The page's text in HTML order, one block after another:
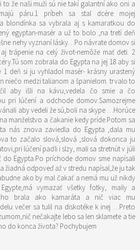
že naši muži sú nie takí galantní ako oni a
páru.1 príbeh sa stal dcére mojej
blondínka sa vybrala aj s kamaratkou do
egyptan-masér a už to bolo ,na tretí deň
nehy vyznaní lásky…Po návrate domov si
trápenie na celý život-nemôže mať deti. 2
som zobrala do Egypta na jej 18 aby si
1 deň si ju vyhladol masér- krásny urastený
niečo medzi talianom a španielom. trvalo to
aby išli na kávu,vedela čo smie a čo
pri lúčení a odchode domov.Samozrejme
aby vedeli že sú,boli na skype …Horúce
manželstvo a čakanie kedy príde.Potom sa
nás znova zaviedla do Egypta ,dala mu
slová,slová ,slová dokonca ju
lúčení padli i slzy, mali sa stretnút v júli
do Egypta.Po príchode domov sme napísali
žiadná odpoveď až v stredu napísal,že ju tak
ako by mal čakať a nemá mu už nikdy
vymazať všetky fotky, maily a
ho brala ako kamaráta a nič viac mu
večer sa tulil na diskotéke k inej …Preto
nečakajte lebo sa len sklamete a tie
do konca života? Pochybujem